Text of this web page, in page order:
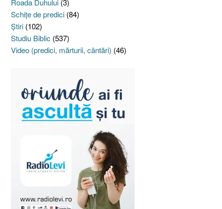
Schiţe de predici (84)
Ştiri (102)
Studiu Biblic (537)
Video (predici, mărturii, cântări) (46)